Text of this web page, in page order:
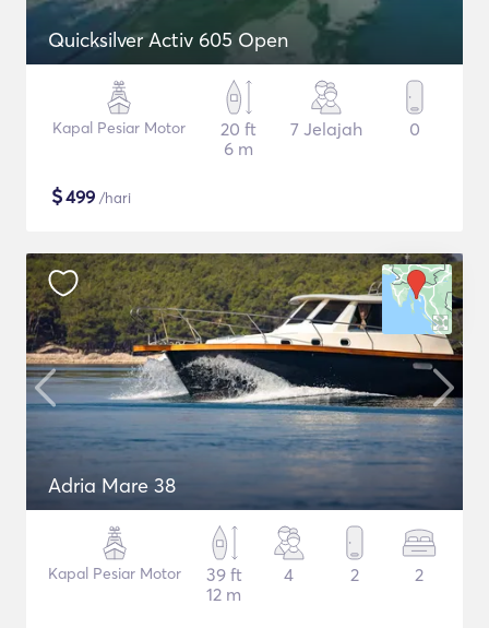
Quicksilver Activ 605 Open
Kapal Pesiar Motor
20 ft
6 m
7 Jelajah 0
$499 /hari
Adria Mare 38
Kapal Pesiar Motor
39 ft
12 m
4 2 2